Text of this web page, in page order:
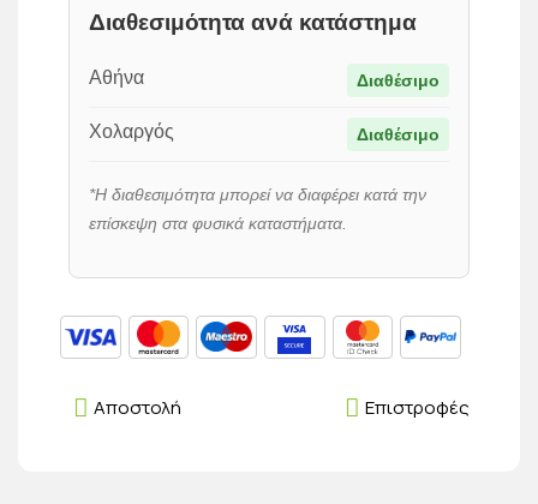
Διαθεσιμότητα ανά κατάστημα
Αθήνα Διαθέσιμο
Χολαργός Διαθέσιμο
*Η διαθεσιμότητα μπορεί να διαφέρει κατά την
επίσκεψη στα φυσικά καταστήματα.
Επιστροφές
Αποστολή